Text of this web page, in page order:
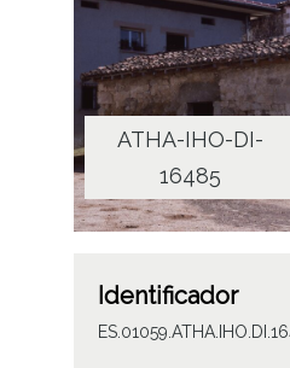
ATHA-IHO-DI-
16485
Identificador